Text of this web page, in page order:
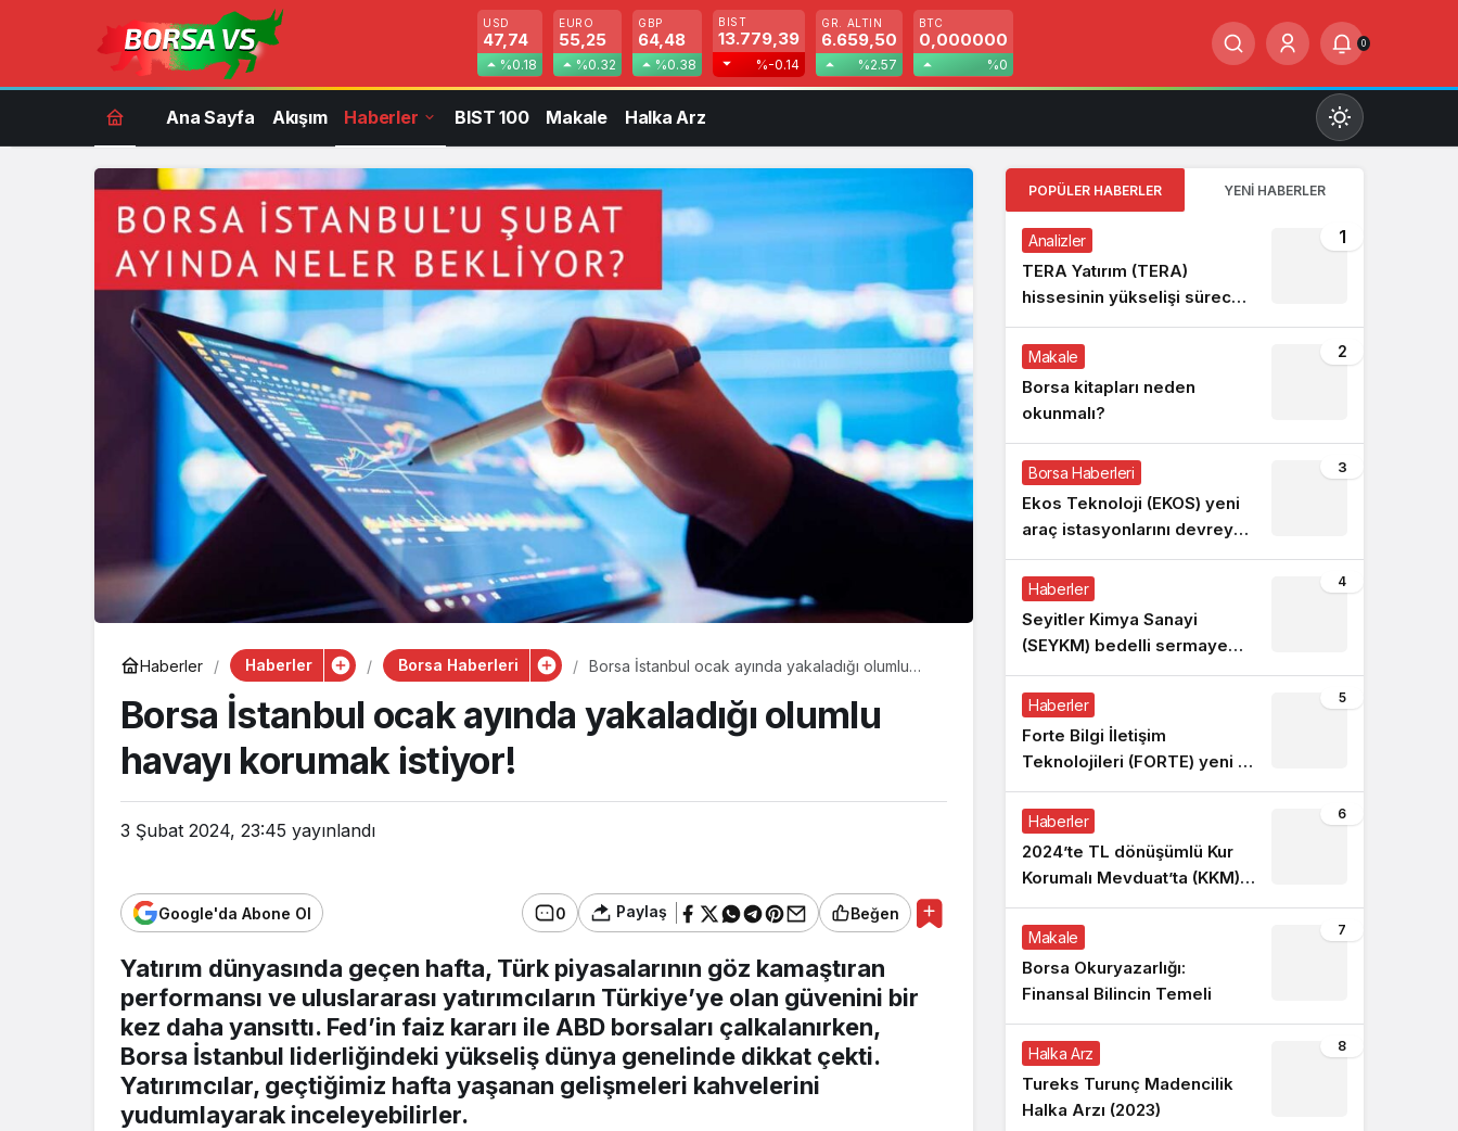
USD
47,74
%0.18
EURO
55,25
%0.32
GBP
64,48
%0.38
BIST
13.779,39
%-0.14
GR. ALTIN
6.659,50
%2.57
BTC
0,000000
%0
0
Ana Sayfa Akışım Haberler BIST 100 Makale Halka Arz
Gündüz Modu
Gündüz modunu seçin.
Gece Modu
Gece modunu seçin.
Sistem Modu
Sistem modunu seçin.
Haberler Haberler Borsa Haberleri
Borsa İstanbul ocak ayında yakaladığı olumlu
Borsa İstanbul ocak ayında yakaladığı olumlu
havayı korumak istiyor!
3 Şubat 2024, 23:45 yayınlandı
Google'da Abone Ol 0 Paylaş Beğen
Yatırım dünyasında geçen hafta, Türk piyasalarının göz kamaştıran
performansı ve uluslararası yatırımcıların Türkiye’ye olan güvenini bir
kez daha yansıttı. Fed’in faiz kararı ile ABD borsaları çalkalanırken,
Borsa İstanbul liderliğindeki yükseliş dünya genelinde dikkat çekti.
Yatırımcılar, geçtiğimiz hafta yaşanan gelişmeleri kahvelerini
yudumlayarak inceleyebilirler.
POPÜLER HABERLER YENI HABERLER
1
Analizler
TERA Yatırım (TERA)
hissesinin yükselişi sürecek
mi?
2
Makale
Borsa kitapları neden
okunmalı?
3
Borsa Haberleri
Ekos Teknoloji (EKOS) yeni
araç istasyonlarını devreye
aldı!
4
Haberler
Seyitler Kimya Sanayi
(SEYKM) bedelli sermaye
artırımı kararı!
5
Haberler
Forte Bilgi İletişim
Teknolojileri (FORTE) yeni iş
sözleşmesi açıkladı!
6
Haberler
2024’te TL dönüşümlü Kur
Korumalı Mevduat’ta (KKM)
yeni hesap açılamayacak
7
Makale
Borsa Okuryazarlığı:
Finansal Bilincin Temeli
8
Halka Arz
Tureks Turunç Madencilik
Halka Arzı (2023)